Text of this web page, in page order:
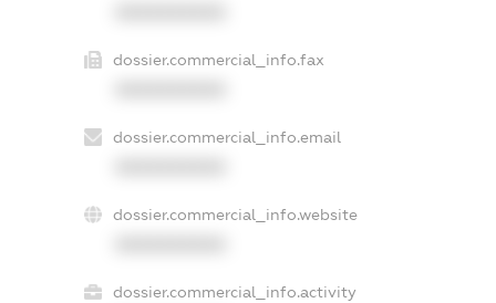
dossier.commercial_info.fax
dossier.commercial_info.email
dossier.commercial_info.website
dossier.commercial_info.activity